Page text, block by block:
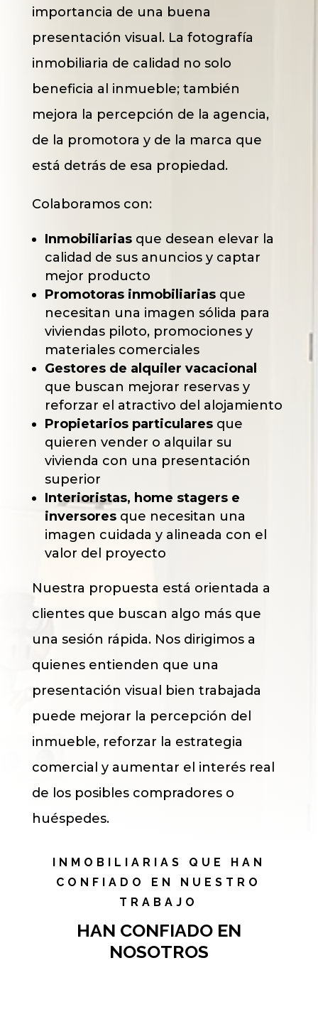
importancia de una buena
presentación visual. La fotografía
inmobiliaria de calidad no solo
beneficia al inmueble; también
mejora la percepción de la agencia,
de la promotora y de la marca que
está detrás de esa propiedad.
Colaboramos con:
Inmobiliariasque desean elevar la
calidad de sus anuncios y captar
mejor producto
Promotoras inmobiliariasque
necesitan una imagen sólida para
viviendas piloto, promociones y
materiales comerciales
Gestores de alquiler vacacional
que buscan mejorar reservas y
reforzar el atractivo del alojamiento
Propietarios particularesque
quieren vender o alquilar su
vivienda con una presentación
superior
Interioristas, home stagers e
inversoresque necesitan una
imagen cuidada y alineada con el
valor del proyecto
Nuestra propuesta está orientada a
clientes que buscan algo más que
una sesión rápida. Nos dirigimos a
quienes entienden que una
presentación visual bien trabajada
puede mejorar la percepción del
inmueble, reforzar la estrategia
comercial y aumentar el interés real
de los posibles compradores o
huéspedes.
INMOBILIARIAS QUE HAN
CONFIADO EN NUESTRO
TRABAJO
HAN CONFIADO EN
NOSOTROS